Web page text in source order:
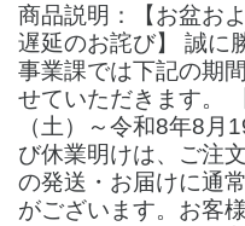
商品説明：【お盆お
遅延のお詫び】 誠に
事業課では下記の期
せていただきます。
（土）～令和8年8月
び休業明けは、ご注
の発送・お届けに通
がございます。お客